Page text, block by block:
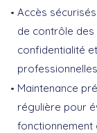
Accès
de contrôle des
confidentialité
Maintenance
régulière pour
fonctionnement